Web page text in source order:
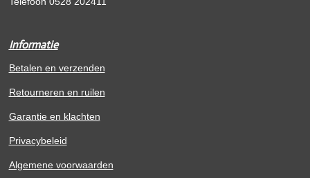
Informatie
Betalen en verzenden
Retourneren en ruilen
Garantie en klachten
Privacybeleid
Algemene voorwaarden